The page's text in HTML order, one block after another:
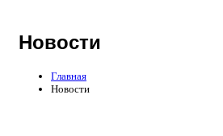
Новости
Главная
Новости